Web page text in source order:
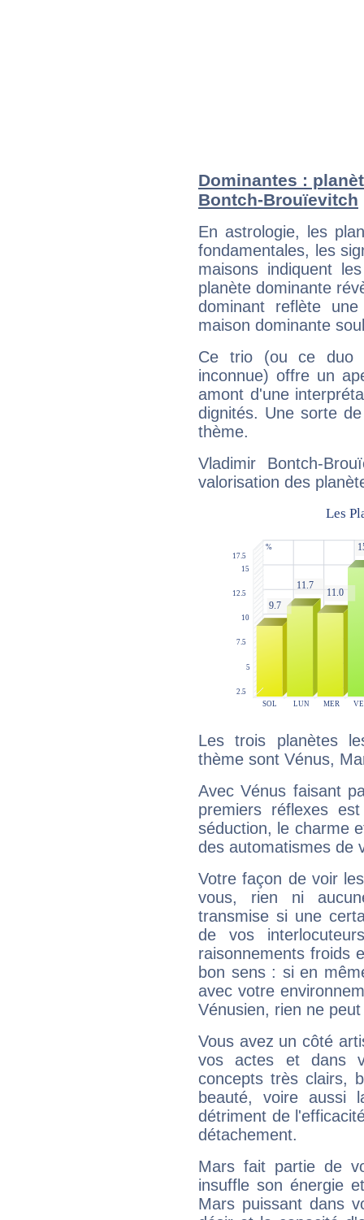
Dominantes :
Bontch-Brouïevitch
En astrologie, les
fondamentales, les
maisons indiquent
planète dominante
dominant reflète
maison dominante
Ce trio (ou ce duo
inconnue) offre un
amont d'une
dignités. Une sorte
thème.
Vladimir Bontch-
valorisation des
Les trois planètes
thème sont Vénus,
Avec Vénus faisant
premiers réflexes
séduction, le charme
des automatismes de
Votre façon de voir
vous, rien ni
transmise si une
de vos
raisonnements froids
bon sens : si en
avec votre
Vénusien, rien ne
Vous avez un côté
vos actes et dans
concepts très clairs,
beauté, voire aussi
détriment de
détachement.
Mars fait partie de
insuffle son énergie
Mars puissant dans